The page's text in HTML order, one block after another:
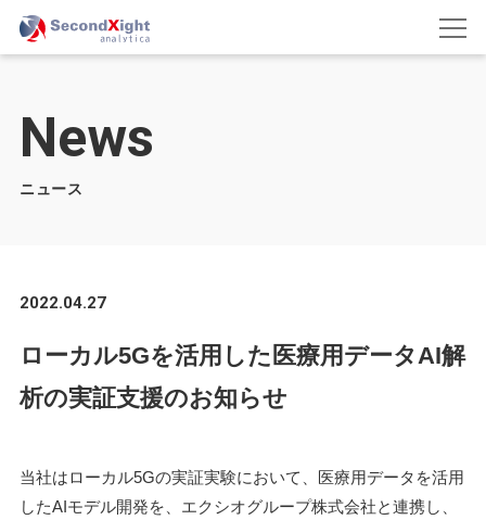
News
ニュース
2022.04.27
ローカル5Gを活用した医療用データAI解
析の実証支援のお知らせ
当社はローカル5Gの実証実験において、医療用データを活用
したAIモデル開発を、エクシオグループ株式会社と連携し、